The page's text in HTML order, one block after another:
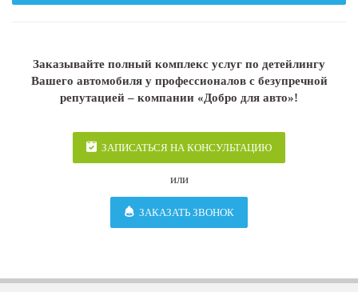
Заказывайте полный комплекс услуг по детейлингу
Вашего автомобиля у профессионалов с безупречной
репутацией – компании «Добро для авто»!
ЗАПИСАТЬСЯ НА КОНСУЛЬТАЦИЮ
или
ЗАКАЗАТЬ ЗВОНОК